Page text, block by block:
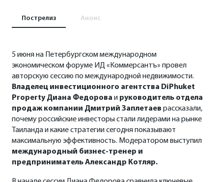
Пострелиз Анонс
5 июня на Петербургском международном
экономическом форуме ИД «Коммерсантъ» провел
авторскую сессию по международной недвижимости.
Владелец инвестиционного агентства DiPhuket
PropertyДиана Федорова и руководитель отдела
продаж компании Дмитрий Заплетаев рассказали,
почему российские инвесторы стали лидерами на рынке
Таиланда и какие стратегии сегодня показывают
максимальную эффективность. Модератором выступил
международный бизнес-тренер и
предприниматель Александр Котляр.